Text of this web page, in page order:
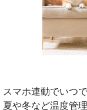
スマホ連動でいつ
夏や冬など温度管